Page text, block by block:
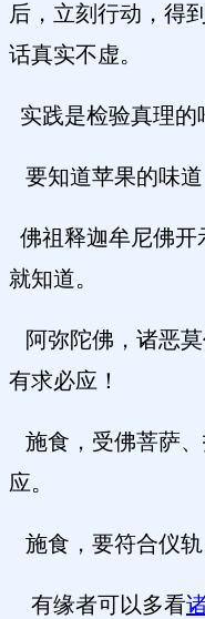
后，立刻行动，得
话真实不虚。
实践是检验真理的
要知道苹果的味道
佛祖释迦牟尼佛
就知道。
阿弥陀佛，诸恶莫
有求必应！
施食，受佛菩萨
应。
施食，要符合仪轨
有缘者可以多看